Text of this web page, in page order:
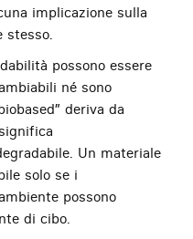
implicazione sulla
stesso.
possono essere
né sono
deriva da
Un materiale
solo se i
possono
di cibo.